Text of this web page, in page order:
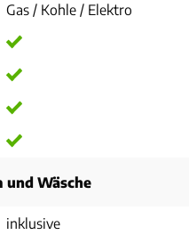
Gas / Kohle / Elektro
und Wäsche
inklusive